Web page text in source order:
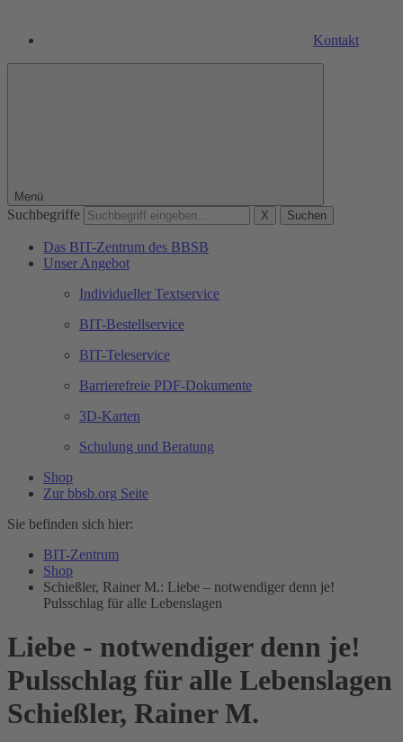
Kontakt
Menü
Suchbegriffe X Suchen
Das BIT-Zentrum des BBSB
Unser Angebot
Individueller Textservice
BIT-Bestellservice
BIT-Teleservice
Barrierefreie PDF-Dokumente
3D-Karten
Schulung und Beratung
Shop
Zur bbsb.org Seite
Sie befinden sich hier:
BIT-Zentrum
Shop
Schießler, Rainer M.: Liebe – notwendiger denn je!
Pulsschlag für alle Lebenslagen
Liebe - notwendiger denn je!
Pulsschlag für alle Lebenslagen
Schießler, Rainer M.